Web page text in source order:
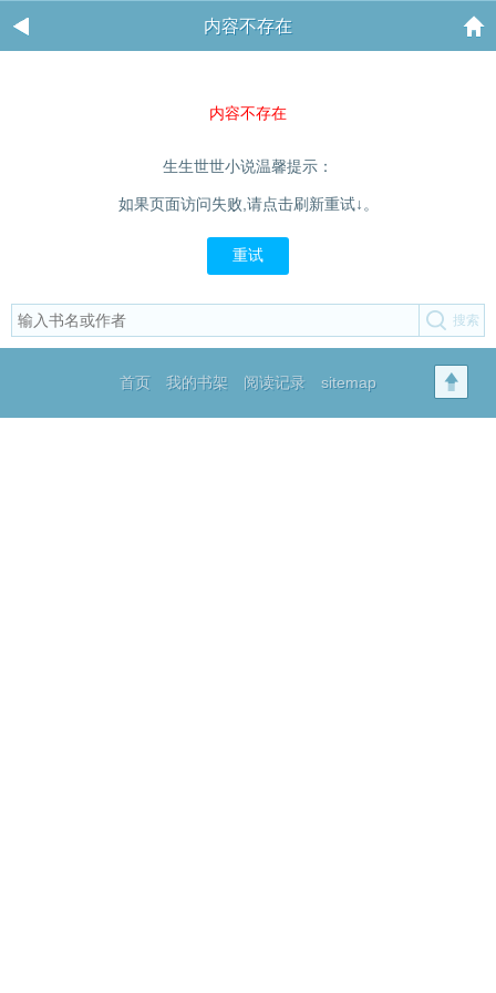
内容不存在
内容不存在
生生世世小说温馨提示：
如果页面访问失败,请点击刷新重试↓。
重试
首页 我的书架 阅读记录 sitemap